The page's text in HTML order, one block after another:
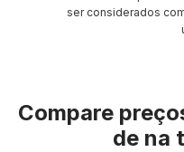
ser considerados
Compare
de na